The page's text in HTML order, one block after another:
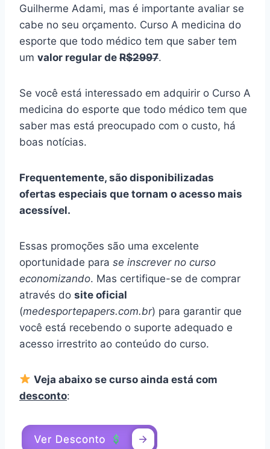
Guilherme Adami, mas é importante avaliar se
cabe no seu orçamento. Curso A medicina do
esporte que todo médico tem que saber tem
um valor regular de R$2997.
Se você está interessado em adquirir o Curso A
medicina do esporte que todo médico tem que
saber mas está preocupado com o custo, há
boas notícias.
Frequentemente, são disponibilizadas
ofertas especiais que tornam o acesso mais
acessível.
Essas promoções são uma excelente
oportunidade para se inscrever no curso
economizando. Mas certifique-se de comprar
através do site oficial
(medesportepapers.com.br) para garantir que
você está recebendo o suporte adequado e
acesso irrestrito ao conteúdo do curso.
Veja abaixo se curso ainda está com
desconto: